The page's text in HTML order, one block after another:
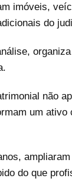
imóveis,
do
não
um
do que